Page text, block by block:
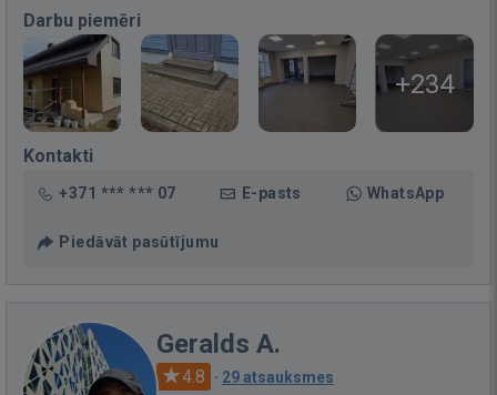
Darbu piemēri
+234
Kontakti
+371 *** *** 07 E-pasts WhatsApp
Piedāvāt pasūtījumu
Geralds A.
4.8 · 29 atsauksmes